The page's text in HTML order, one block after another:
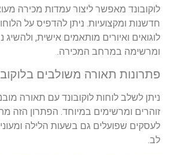
לוקובונד מאפשר ליצור עמדות מכירה
חדשנות ומקצועיות. ניתן להדפיס על
לוגואים ואיורים מותאמים אישית, ולהשיג
ומרשימה במרחב המכירה.
פתרונות תאורה משולבים
ניתן לשלב לוחות לוקובונד עם תאורה
זוהרים ומרשימים במיוחד. הפתרון הזה
לעסקים שפועלים גם בשעות הלילה
לב.